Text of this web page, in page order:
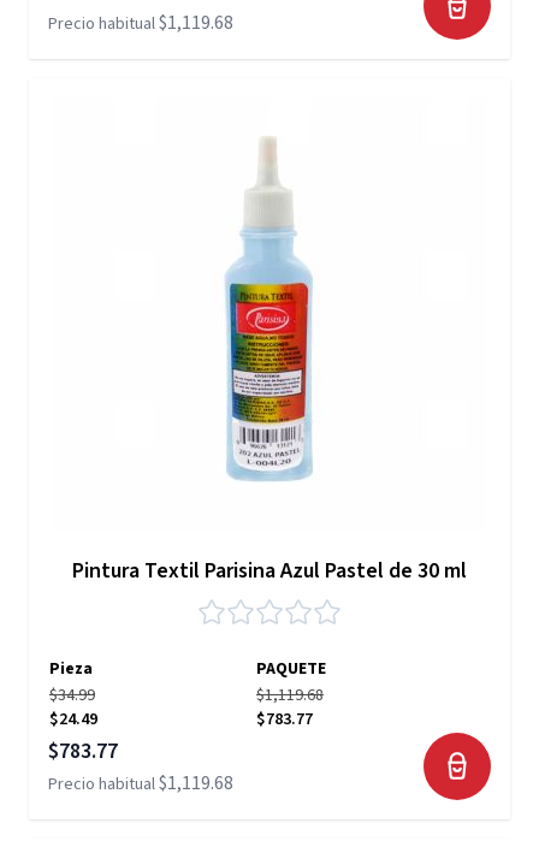
Precio habitual$1,119.68
Pintura Textil Parisina Azul Pastel de 30 ml
Pieza
PAQUETE
$34.99
$24.49
$1,119.68
$783.77
Precio especial
$783.77
Precio habitual$1,119.68